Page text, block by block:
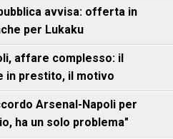
avvisa: offerta in
per Lukaku
affare complesso: il
in prestito, il motivo
Arsenal-Napoli per
ha un solo problema"